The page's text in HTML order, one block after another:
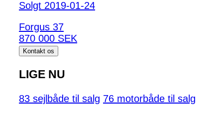
Solgt 2019-01-24
Forgus 37
870 000 SEK
Kontakt os
LIGE NU
83 sejlbåde til salg 76 motorbåde til salg